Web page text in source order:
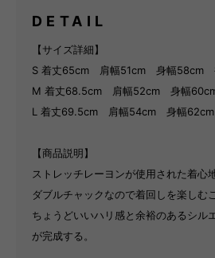
DETAIL
【サイズ詳細】
S 着丈65cm 肩幅51cm 身幅58cm
M 着丈68.5cm 肩幅52cm 身幅
L 着丈69.5cm 肩幅54cm 身幅
【商品説明】
ストレッチレーヨンが使用された着心
ダブルチャックなので着回しを楽しむ
ちょうどいいハリ感と余裕のあるシル
が完成する。